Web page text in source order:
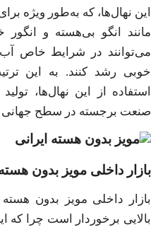
این نهال‌ها، که به‌طور ویژه
مانند انگو بی‌هسته و
می‌توانند در شرایط خاص
خوبی رشد کنند. به این
استفاده از این نهال‌ها،
صنعت برجسته در سطح جهانی
بازار داخلی مویز بدون
بازار داخلی مویز بدون
بالایی برخوردار است چرا که